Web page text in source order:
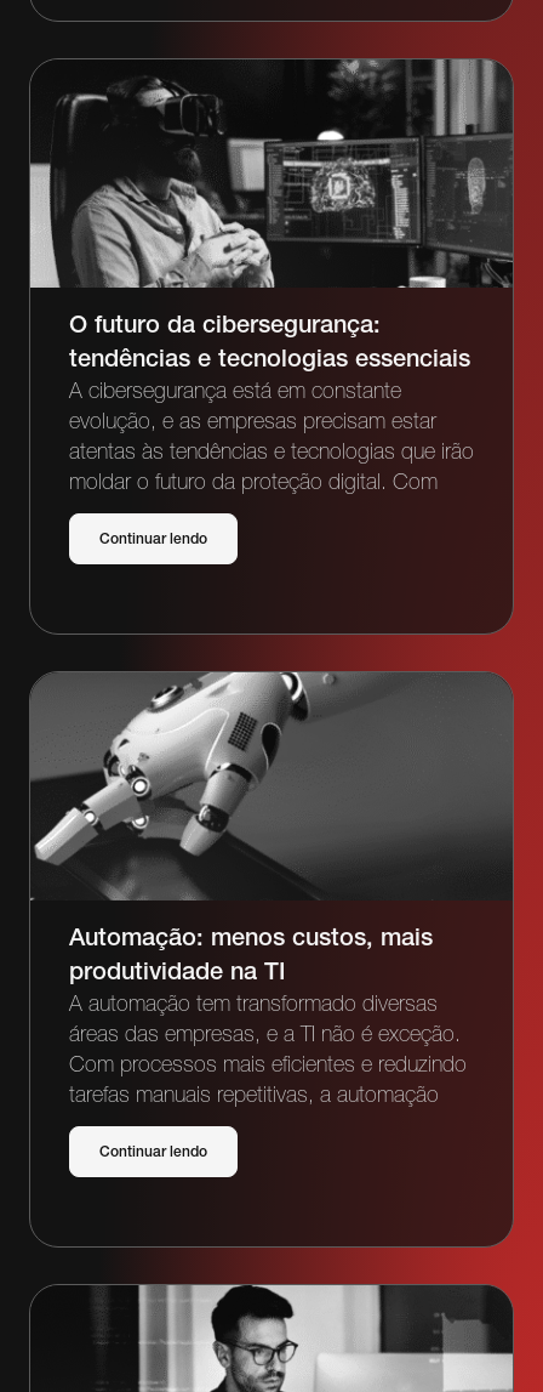
O futuro da cibersegurança:
tendências e tecnologias essenciais
A cibersegurança está em constante
evolução, e as empresas precisam estar
atentas às tendências e tecnologias que irão
moldar o futuro da proteção digital. Com
Continuar lendo
Automação: menos custos, mais
produtividade na TI
A automação tem transformado diversas
áreas das empresas, e a TI não é exceção.
Com processos mais eficientes e reduzindo
tarefas manuais repetitivas, a automação
Continuar lendo